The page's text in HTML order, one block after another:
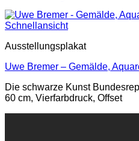
Schnellansicht
Ausstellungsplakat
Uwe Bremer – Gemälde,
Die schwarze Kunst
60 cm, Vierfarbdruck, Offset